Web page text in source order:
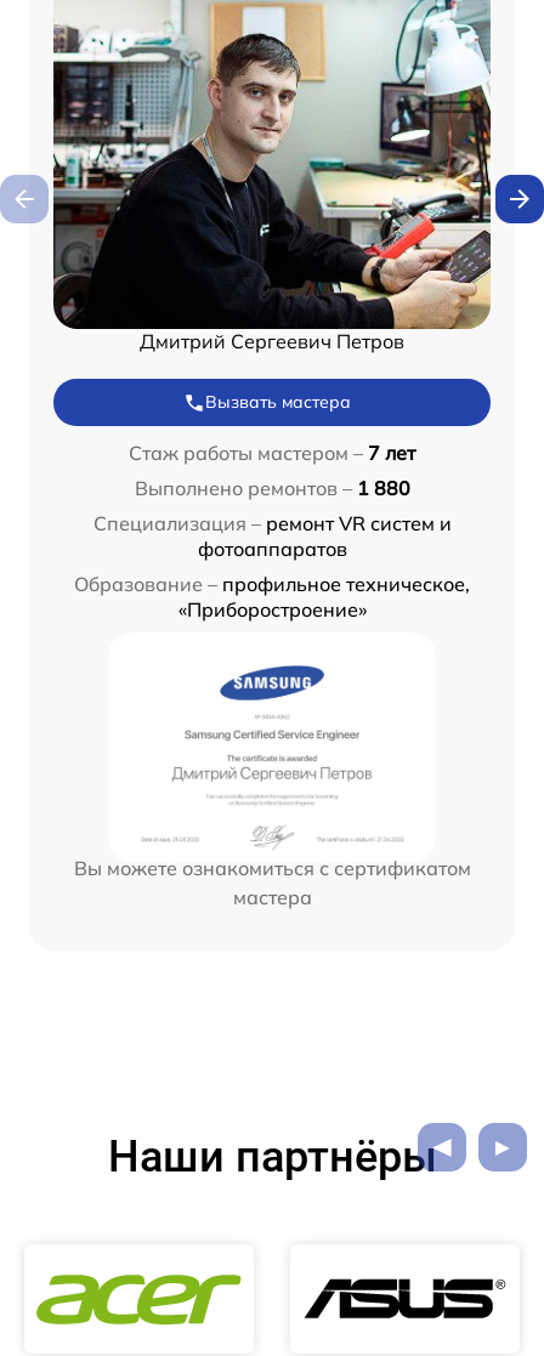
Дмитрий Сергеевич Петров
Вызвать мастера
Стаж работы мастером – 7 лет
Выполнено ремонтов – 1 880
Специализация – ремонт VR систем и
фотоаппаратов
Образование – профильное техническое,
«Приборостроение»
Вы можете ознакомиться с сертификатом
мастера
Наши партнёры